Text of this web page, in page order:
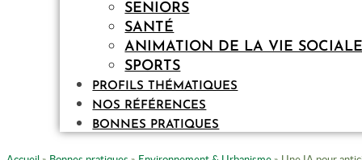
SENIORS
SANTÉ
ANIMATION DE LA VIE SOCIALE
SPORTS
PROFILS THÉMATIQUES
NOS RÉFÉRENCES
BONNES PRATIQUES